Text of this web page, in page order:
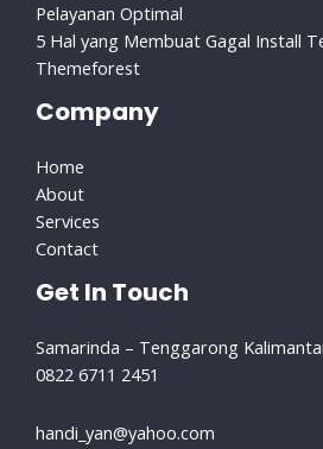
Pelayanan Optimal
5 Hal yang Membuat Gagal Install
Themeforest
Company
Home
About
Services
Contact
Get In Touch
Samarinda – Tenggarong
0822 6711 2451
handi_yan@yahoo.com